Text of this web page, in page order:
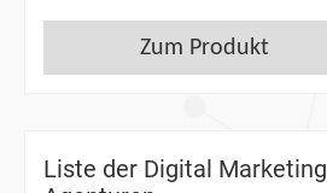
Zum Produkt
Liste der Digital Marketing